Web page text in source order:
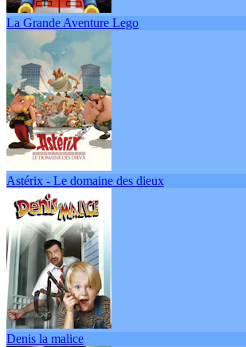
La Grande Aventure Lego
Astérix - Le domaine des dieux
Denis la malice